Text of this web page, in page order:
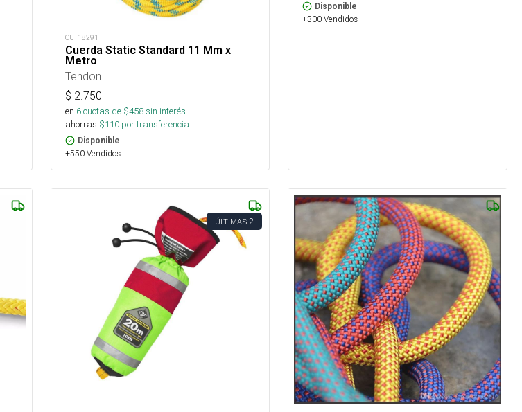
OUT18291
Cuerda Static Standard 11 Mm x
Metro
Tendon
$ 2.750
en 6cuotas de $458sin interés
ahorras $110por transferencia.
Disponible
+550 Vendidos
Disponible
+300 Vendidos
ÚLTIMAS 2